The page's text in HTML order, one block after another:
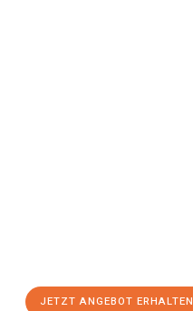
JETZT ANGEBOT ERHALTEN